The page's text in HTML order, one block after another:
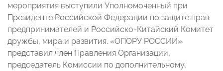
мероприятия выступили Уполномоченный при
Президенте Российской Федерации по защите прав
предпринимателей и Российско-Китайский Комитет
дружбы, мира и развития. «ОПОРУ РОССИИ»
представил член Правления Организации,
председатель Комиссии по дополнительному,